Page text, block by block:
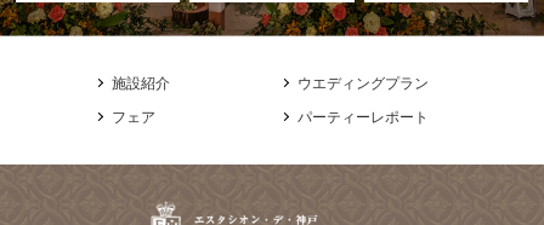
施設紹介
ウエディングプラン
フェア
パーティーレポート